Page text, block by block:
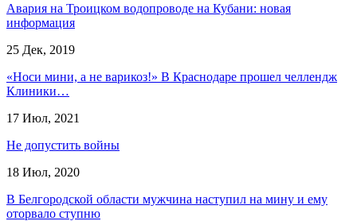
Авария на Троицком водопроводе на Кубани: новая
информация
25 Дек, 2019
«Носи мини, а не варикоз!» В Краснодаре прошел челлендж
Клиники…
17 Июл, 2021
Не допустить войны
18 Июл, 2020
В Белгородской области мужчина наступил на мину и ему
оторвало ступню